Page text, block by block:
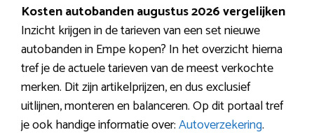
Kosten autobanden augustus 2026 vergelijken
Inzicht krijgen in de tarieven van een set nieuwe
autobanden in Empe kopen? In het overzicht hierna
tref je de actuele tarieven van de meest verkochte
merken. Dit zijn artikelprijzen, en dus exclusief
uitlijnen, monteren en balanceren. Op dit portaal tref
je ook handige informatie over:Autoverzekering.